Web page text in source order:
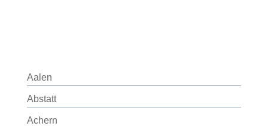
Aalen
Abstatt
Achern